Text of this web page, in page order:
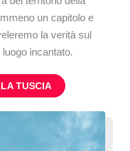
un capitolo e
la verità sul
incantato.
TUSCIA